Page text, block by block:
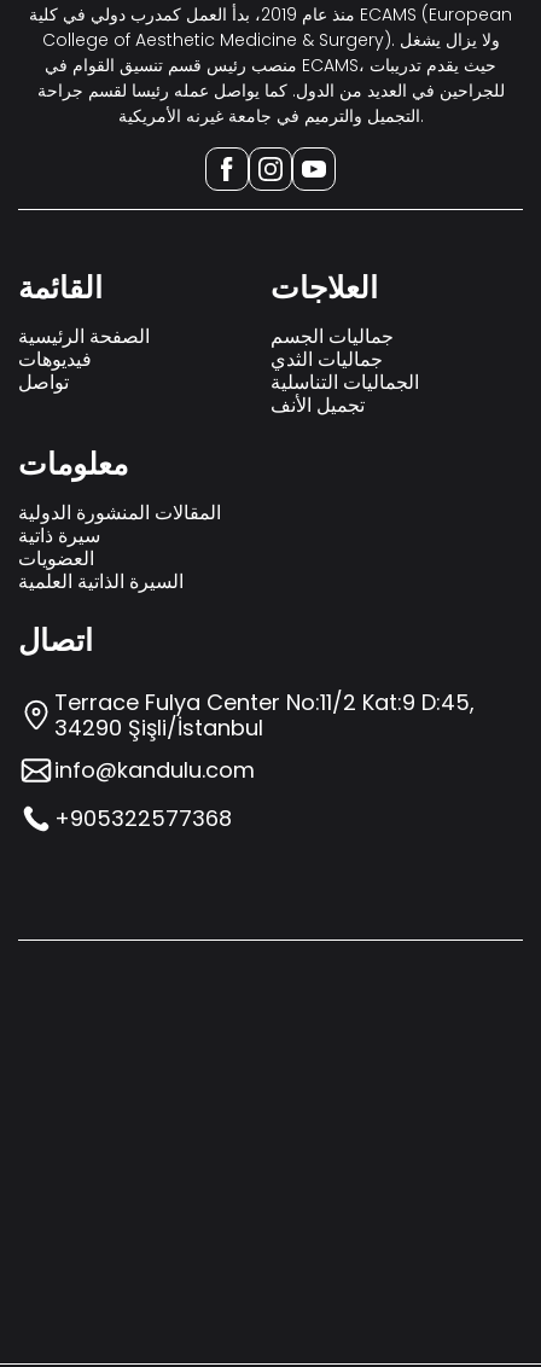
منذ عام 2019، بدأ العمل كمدرب دولي في كلية ECAMS (European
College of Aesthetic Medicine & Surgery). ولا يزال يشغل
منصب رئيس قسم تنسيق القوام في ECAMS، حيث يقدم تدريبات
للجراحين في العديد من الدول. كما يواصل عمله رئيسا لقسم جراحة
التجميل والترميم في جامعة غيرنه الأمريكية.
القائمة
الصفحة الرئيسية
فيديوهات
تواصل
العلاجات
جماليات الجسم
جماليات الثدي
الجماليات التناسلية
تجميل الأنف
معلومات
المقالات المنشورة الدولية
سيرة ذاتية
العضويات
السيرة الذاتية العلمية
اتصال
Terrace Fulya Center No:11/2 Kat:9 D:45,
34290 Şişli/İstanbul
info@kandulu.com
+905322577368